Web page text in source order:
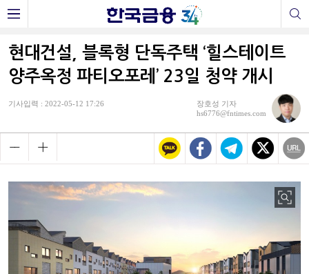
현대건설, 블록형 단독주택 ‘힐스테이트
양주옥정 파티오포레’ 23일 청약 개시
기사입력 : 2022-05-12 17:26
장호성 기자
hs6776@fntimes.com